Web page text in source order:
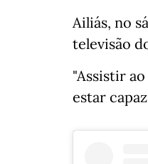
Ailiás, no
televisão
"Assistir
estar